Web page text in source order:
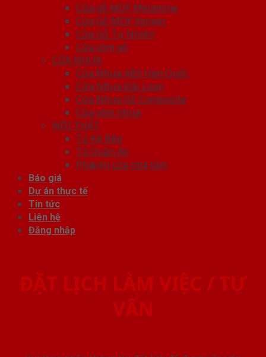
Cửa gỗ MDF Melamine
Cửa Gỗ MDF Veneer
Cửa Gỗ Tự Nhiên
Cửa vòm gỗ
CỬA NHỰA
Cửa Nhựa ABS Hàn Quốc
Cửa Nhựa Đài Loan
Cửa Nhựa Gỗ Composite
Cửa vòm nhựa
NỘI THẤT
Tủ Kệ Bếp
Tủ Quần Áo
Phụ kiện cửa nhà tắm
Báo giá
Dự án thực tế
Tin tức
Liên hệ
Đăng nhập
ĐẶT LỊCH LÀM VIỆC / TƯ
VẤN